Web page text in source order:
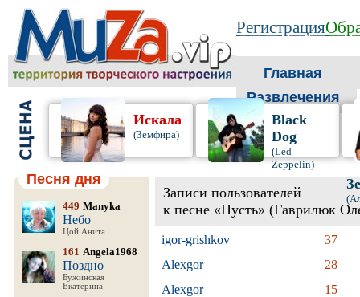
Регистрация
Главная
Развлечения
Искала
(Земфира)
Black
Dog
(Led
Zeppelin)
Песня дня
449 Manyka
Небо
Цой Анита
161 Angela1968
Поздно
Бужинская
Екатерина
Записи пользователей
к песне «Пусть» (Гаврилюк
igor-grishkov
37
Alexgor
28
Alexgor
15